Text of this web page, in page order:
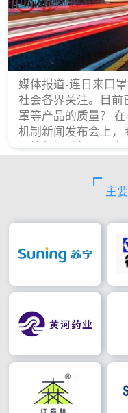
媒体报道-连日来口
社会各界关注。目前
罩等产品的质量？
机制新闻发布会上，
局等部门进行了回应
主